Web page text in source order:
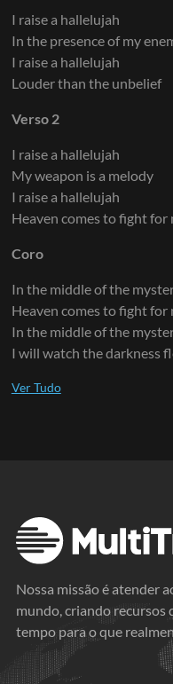
I raise a hallelujah
In the presence of my
I raise a hallelujah
Louder than the unbelief
Verso 2
I raise a hallelujah
My weapon is a melody
I raise a hallelujah
Heaven comes to fight for
Coro
In the middle of the
Heaven comes to fight for
In the middle of the
I will watch the darkness
Nossa missão é atender
mundo, criando recursos
tempo para o que